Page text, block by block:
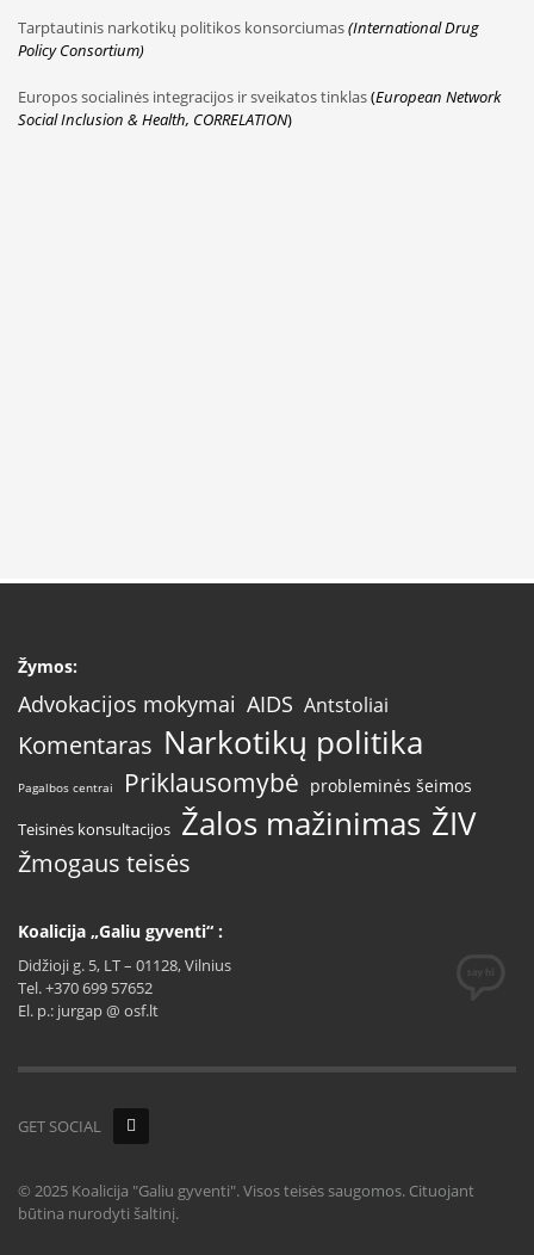
Tarptautinis narkotikų politikos konsorciumas(International Drug
Policy Consortium)
Europos socialinės integracijos ir sveikatos tinklas(European Network
Social Inclusion & Health, CORRELATION)
Žymos:
Advokacijos mokymai AIDS Antstoliai
Komentaras Narkotikų politika
Pagalbos centrai Priklausomybė probleminės šeimos
Teisinės konsultacijos Žalos mažinimas ŽIV
Žmogaus teisės
Koalicija „Galiu gyventi“ :
Didžioji g. 5, LT – 01128, Vilnius
Tel. +370 699 57652
El. p.: jurgap @ osf.lt
GET SOCIAL
© 2025 Koalicija "Galiu gyventi". Visos teisės saugomos. Cituojant
būtina nurodyti šaltinį.